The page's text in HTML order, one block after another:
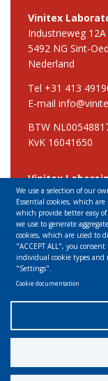
Vinitex
Industrieweg 12A
5492 NG Sint-
Nederland
Tel +31 413
E-mail
BTW
KvK 16041650
We use a selection of our
Essential cookies, which
which provide better easy
we use to generate
cookies, which are used to
"ACCEPT ALL", you
individual cookie types
"Settings".
Cookie documentation
Vinitex
Hauptstraβe 3
01640 Coswig
Deutschland
Tel +49 3523
E-mail